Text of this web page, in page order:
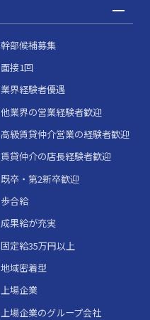
幹部候補募集
面接1回
業界経験者優遇
他業界の営業経験者歓迎
高級賃貸仲介営業の経験者歓迎
賃貸仲介の店長経験者歓迎
既卒・第2新卒歓迎
歩合給
成果給が充実
固定給35万円以上
地域密着型
上場企業
上場企業のグループ会社